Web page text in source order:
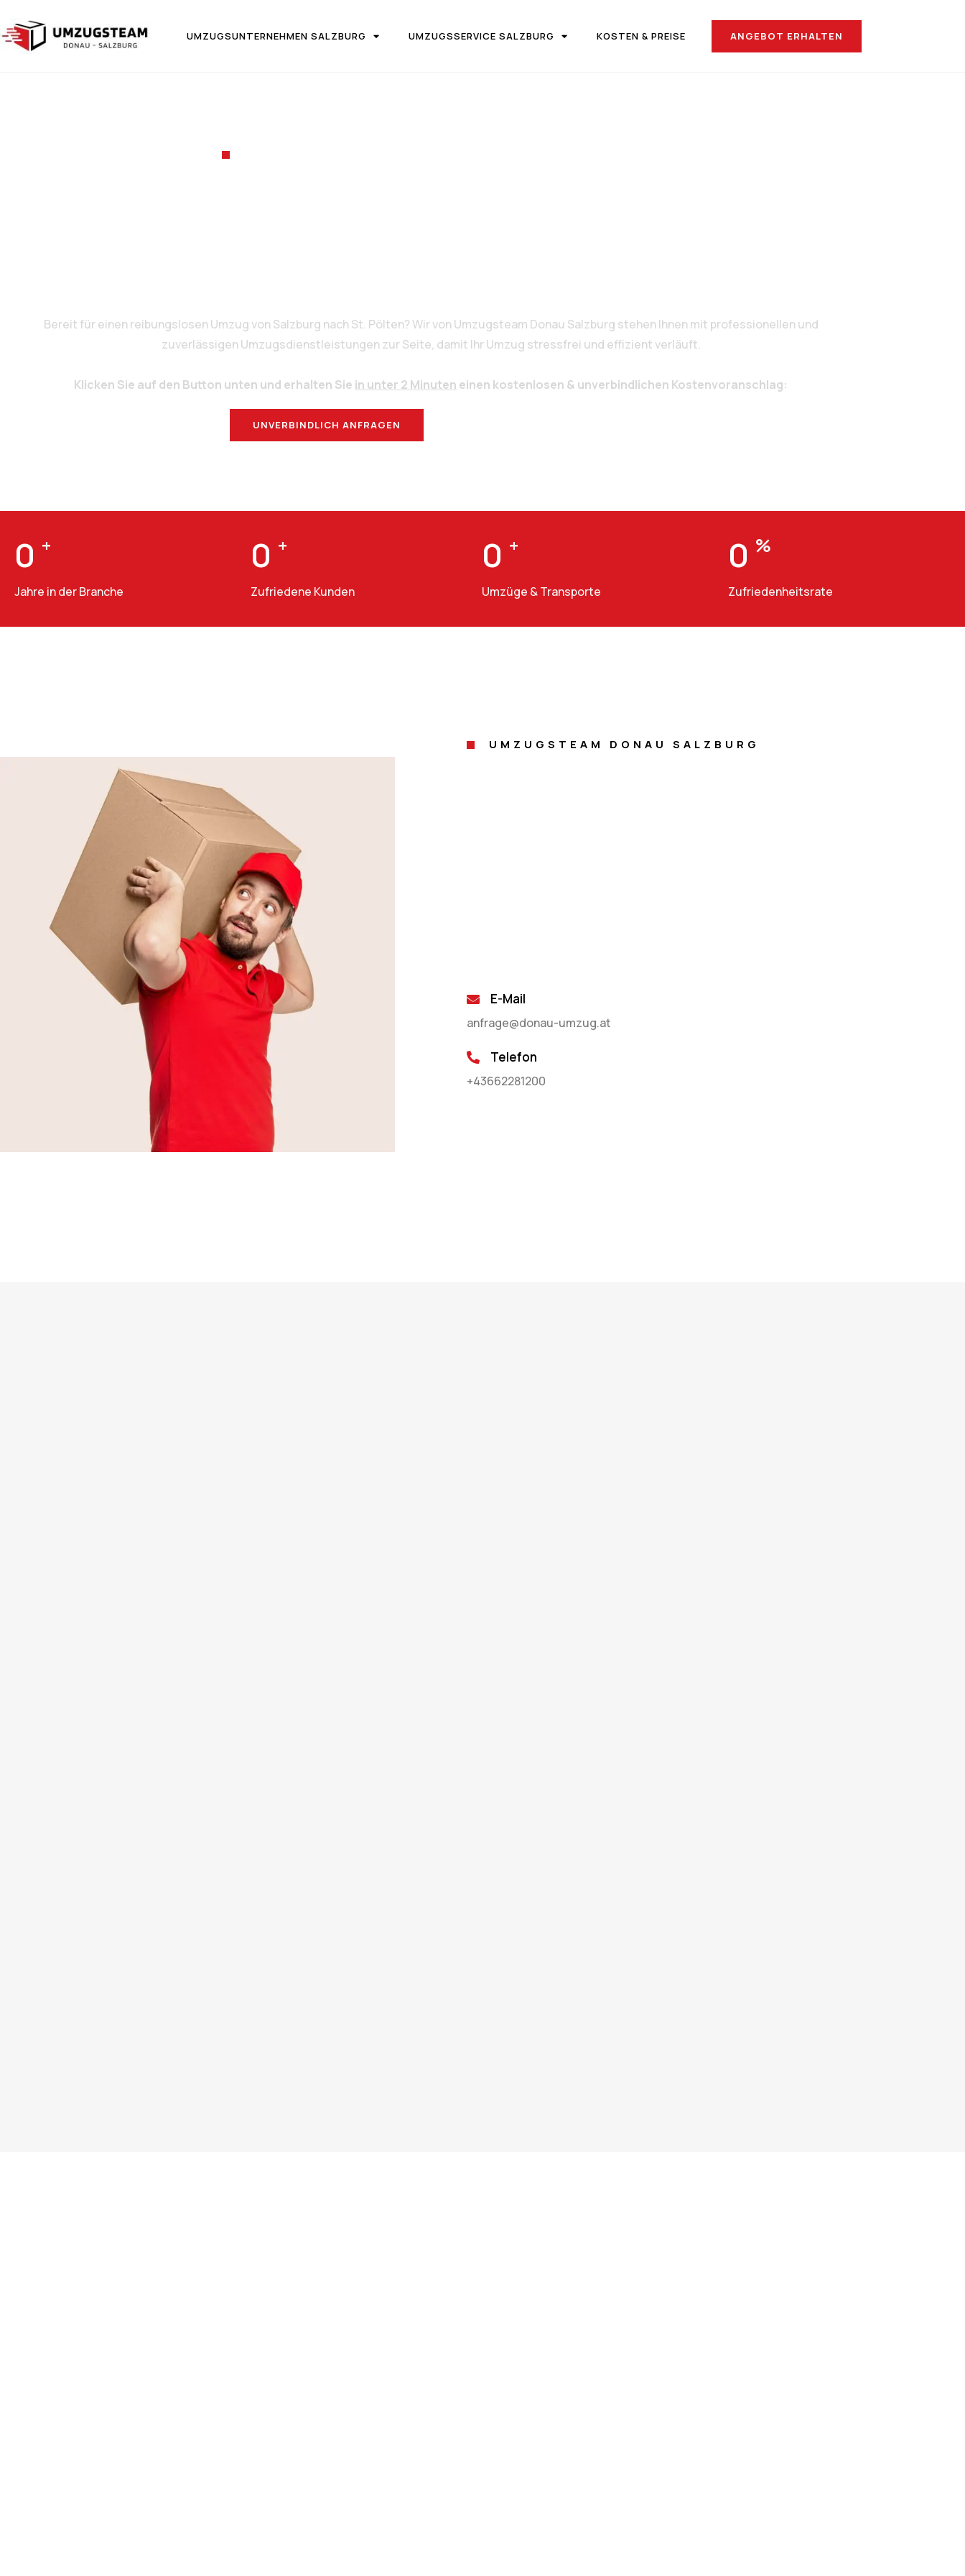
UMZUGSUNTERNEHMEN SALZBURG UMZUGSSERVICE SALZBURG KOSTEN & PREISE ANGEBOT ERHALTEN
Bereit für einen reibungslosen Umzug von Salzburg nach St. Pölten? Wir von Umzugsteam Donau Salzburg stehen Ihnen mit professionellen und
zuverlässigen Umzugsdienstleistungen zur Seite, damit Ihr Umzug stressfrei und effizient verläuft.
Klicken Sie auf den Button unten und erhalten Sie in unter 2 Minuten einen kostenlosen & unverbindlichen Kostenvoranschlag:
UNVERBINDLICH ANFRAGEN
0 +
Jahre in der Branche
0 +
Zufriedene Kunden
0 +
Umzüge & Transporte
0 %
Zufriedenheitsrate
UMZUGSTEAM DONAU SALZBURG
E-Mail
anfrage@donau-umzug.at
Telefon
+43662281200